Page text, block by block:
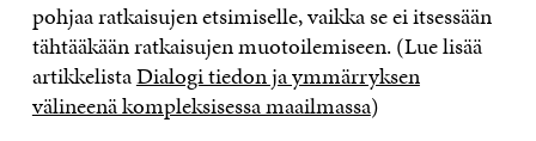
pohjaa ratkaisujen etsimiselle, vaikka se ei itsessään
tähtääkään ratkaisujen muotoilemiseen. (Lue lisää
artikkelistaDialogi tiedon ja ymmärryksen
välineenä kompleksisessa maailmassa)